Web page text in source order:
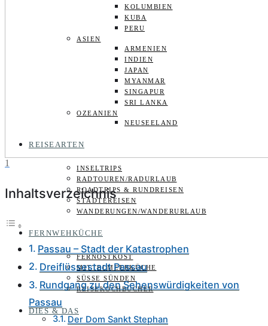
KOLUMBIEN
KUBA
PERU
ASIEN
ARMENIEN
INDIEN
JAPAN
MYANMAR
SINGAPUR
SRI LANKA
OZEANIEN
NEUSEELAND
REISEARTEN
INSELTRIPS
RADTOUREN/RADURLAUB
ROADTRIPS & RUNDREISEN
STÄDTEREISEN
WANDERUNGEN/WANDERURLAUB
FERNWEHKÜCHE
FERNOSTKOST
MITTELMEERKÜCHE
SÜSSE SÜNDEN
REISEKOCHBÜCHER
DIES & DAS
1
Inhaltsverzeichnis
Passau – Stadt der Katastrophen
Dreiflüssestadt Passau
Rundgang zu den Sehenswürdigkeiten von
Passau
Der Dom Sankt Stephan